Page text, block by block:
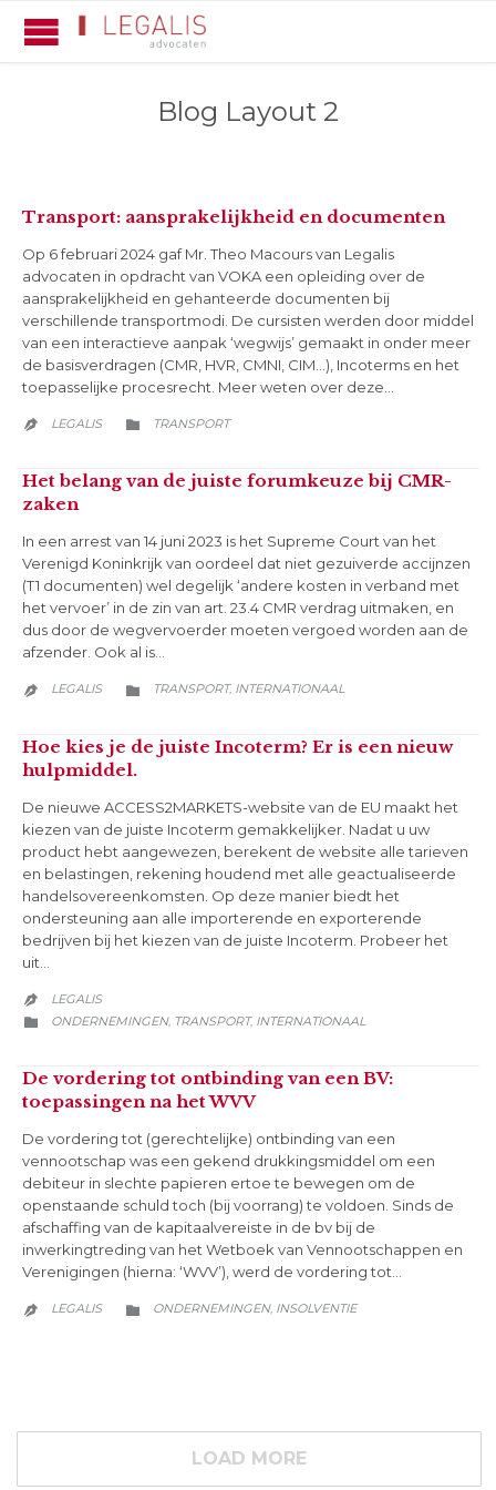
Blog Layout 2
Transport: aansprakelijkheid en documenten
Op 6 februari 2024 gaf Mr. Theo Macours van Legalis
advocaten in opdracht van VOKA een opleiding over de
aansprakelijkheid en gehanteerde documenten bij
verschillende transportmodi. De cursisten werden door middel
van een interactieve aanpak ‘wegwijs’ gemaakt in onder meer
de basisverdragen (CMR, HVR, CMNI, CIM…), Incoterms en het
toepasselijke procesrecht. Meer weten over deze…
 LEGALIS  CATEGORY
TRANSPORT
Het belang van de juiste forumkeuze bij CMR-
zaken
In een arrest van 14 juni 2023 is het Supreme Court van het
Verenigd Koninkrijk van oordeel dat niet gezuiverde accijnzen
(T1 documenten) wel degelijk ‘andere kosten in verband met
het vervoer’ in de zin van art. 23.4 CMR verdrag uitmaken, en
dus door de wegvervoerder moeten vergoed worden aan de
afzender. Ook al is…
 LEGALIS  CATEGORY
TRANSPORT, INTERNATIONAAL
Hoe kies je de juiste Incoterm? Er is een nieuw
hulpmiddel.
De nieuwe ACCESS2MARKETS-website van de EU maakt het
kiezen van de juiste Incoterm gemakkelijker. Nadat u uw
product hebt aangewezen, berekent de website alle tarieven
en belastingen, rekening houdend met alle geactualiseerde
handelsovereenkomsten. Op deze manier biedt het
ondersteuning aan alle importerende en exporterende
bedrijven bij het kiezen van de juiste Incoterm. Probeer het
uit…
 LEGALIS
 CATEGORY
ONDERNEMINGEN, TRANSPORT, INTERNATIONAAL
De vordering tot ontbinding van een BV:
toepassingen na het WVV
De vordering tot (gerechtelijke) ontbinding van een
vennootschap was een gekend drukkingsmiddel om een
debiteur in slechte papieren ertoe te bewegen om de
openstaande schuld toch (bij voorrang) te voldoen. Sinds de
afschaffing van de kapitaalvereiste in de bv bij de
inwerkingtreding van het Wetboek van Vennootschappen en
Verenigingen (hierna: ‘WVV’), werd de vordering tot…
 LEGALIS  CATEGORY
ONDERNEMINGEN, INSOLVENTIE
LOAD MORE